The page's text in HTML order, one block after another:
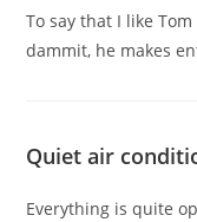
To say that I like
dammit, he makes
Quiet air
Everything is quite